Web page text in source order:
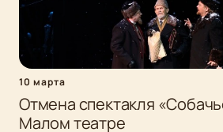
10 марта
Отмена спектакля
Малом театре